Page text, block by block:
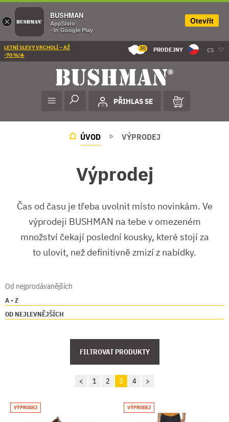
LETNÍ SLEVY VRCHOLÍ – AŽ
-70 %!☀️
30 PRODEJNY CS
PŘIHLAS SE
ÚVOD VÝPRODEJ
Výprodej
Čas od času je třeba uvolnit místo novinkám. Ve
výprodeji BUSHMAN na tebe v omezeném
množství čekají poslední kousky, které stojí za
to ulovit, než definitivně zmizí z nabídky.
Od nejprodávanějších
A - Z
OD NEJLEVNĚJŠÍCH
FILTROVAT PRODUKTY
< 1 2 3 4 >
VÝPRODEJ VÝPRODEJ
×
BUSHMAN
AppSisto
- In Google Play
Otevřít